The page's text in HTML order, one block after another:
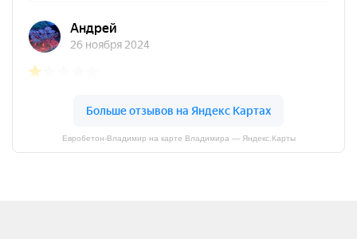
Евробетон-Владимир на карте Владимира — Яндекс.Карты